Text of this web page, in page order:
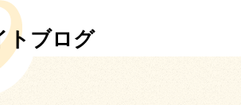
トブログ